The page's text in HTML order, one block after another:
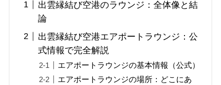
出雲縁結び空港のラウンジ：全体像と結
論
出雲縁結び空港エアポートラウンジ：公
式情報で完全解説
エアポートラウンジの基本情報（公式）
エアポートラウンジの場所：どこにあ